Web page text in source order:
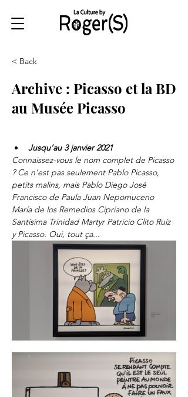
< Back
Archive : Picasso et la BD
au Musée Picasso
Jusqu’au 3 janvier 2021
Connaissez-vous le nom complet de Picasso
? Ce n'est pas seulement Pablo Picasso,
petits malins, mais Pablo Diego José
Francisco de Paula Juan Nepomuceno
María de los Remedios Cipriano de la
Santísima Trinidad Martyr Patricio Clito Ruíz
y Picasso. Oui, tout ça...